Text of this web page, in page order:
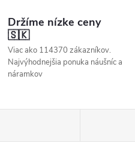
Držíme nízke ceny
🇸🇰
Viac ako 114370 zákazníkov.
Najvýhodnejšia ponuka náušníc a
náramkov